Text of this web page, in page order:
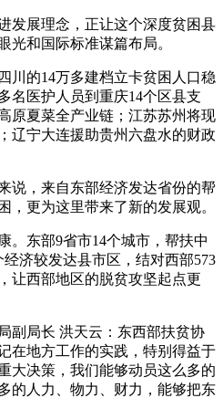
展理念，正让这个深度贫困县
光和国际标准谋篇布局。
的14万多建档立卡贫困人口稳
名医护人员到重庆14个区县支
原夏菜全产业链；江苏苏州将现
辽宁大连援助贵州六盘水的财政
，来自东部经济发达省份的帮
，更为这里带来了新的发展观。
东部9省市14个城市，帮扶中
济较发达县市区，结对西部573
让西部地区的脱贫攻坚起点更
局长 洪天云：东西部扶贫协
在地方工作的实践，特别得益于
大决策，我们能够动员这么多的
的人力、物力、财力，能够把东